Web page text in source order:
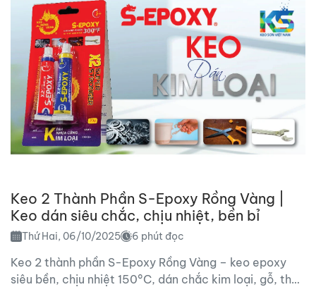
Keo 2 Thành Phần S-Epoxy Rồng Vàng |
Keo dán siêu chắc, chịu nhiệt, bền bỉ
Thứ Hai, 06/10/2025 6 phút đọc
Keo 2 thành phần S-Epoxy Rồng Vàng – keo epoxy
siêu bền, chịu nhiệt 150°C, dán chắc kim loại, gỗ, thủy